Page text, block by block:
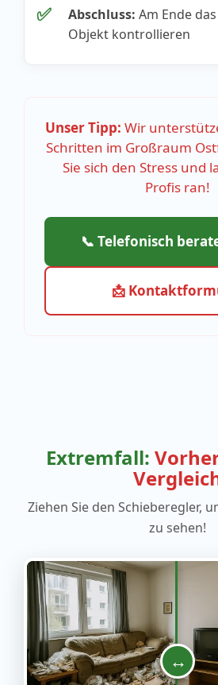
✅ Abschluss: Am Ende
Objekt kontrollieren
Unser Tipp: Wir
Schritten im Großraum
Sie sich den Stress und
Profis ran!
📞 Telefonisch
📩
Extremfall:
Ziehen Sie den Schieberegler,
zu sehen!
↔